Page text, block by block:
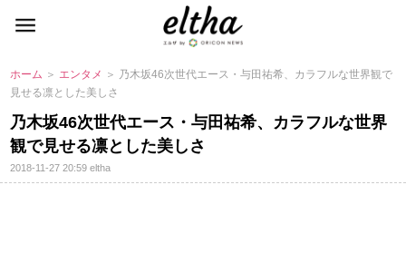
ホーム ＞ エンタメ ＞ 乃木坂46次世代エース・与田祐希、カラフルな世界観で
見せる凛とした美しさ
乃木坂46次世代エース・与田祐希、カラフルな世界
観で見せる凛とした美しさ
2018-11-27 20:59eltha